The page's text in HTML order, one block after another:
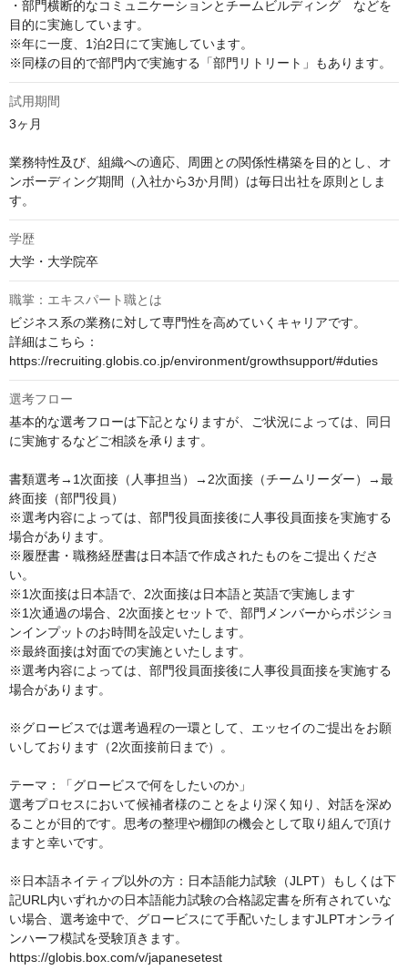
・部門横断的なコミュニケーションとチームビルディング　などを
目的に実施しています。
※年に一度、1泊2日にて実施しています。
※同様の目的で部門内で実施する「部門リトリート」もあります。
試用期間
3ヶ月
業務特性及び、組織への適応、周囲との関係性構築を目的とし、オ
ンボーディング期間（入社から3か月間）は毎日出社を原則としま
す。
学歴
大学・大学院卒
職掌：エキスパート職とは
ビジネス系の業務に対して専門性を高めていくキャリアです。
詳細はこちら：
https://recruiting.globis.co.jp/environment/growthsupport/#duties
選考フロー
基本的な選考フローは下記となりますが、ご状況によっては、同日
に実施するなどご相談を承ります。
書類選考→1次面接（人事担当）→2次面接（チームリーダー）→最
終面接（部門役員）
※選考内容によっては、部門役員面接後に人事役員面接を実施する
場合があります。
※履歴書・職務経歴書は日本語で作成されたものをご提出くださ
い。
※1次面接は日本語で、2次面接は日本語と英語で実施します
※1次通過の場合、2次面接とセットで、部門メンバーからポジショ
ンインプットのお時間を設定いたします。
※最終面接は対面での実施といたします。
※選考内容によっては、部門役員面接後に人事役員面接を実施する
場合があります。
※グロービスでは選考過程の一環として、エッセイのご提出をお願
いしております（2次面接前日まで）。
テーマ：「グロービスで何をしたいのか」
選考プロセスにおいて候補者様のことをより深く知り、対話を深め
ることが目的です。思考の整理や棚卸の機会として取り組んで頂け
ますと幸いです。
※日本語ネイティブ以外の方：日本語能力試験（JLPT）もしくは下
記URL内いずれかの日本語能力試験の合格認定書を所有されていな
い場合、選考途中で、グロービスにて手配いたしますJLPTオンライ
ンハーフ模試を受験頂きます。
https://globis.box.com/v/japanesetest